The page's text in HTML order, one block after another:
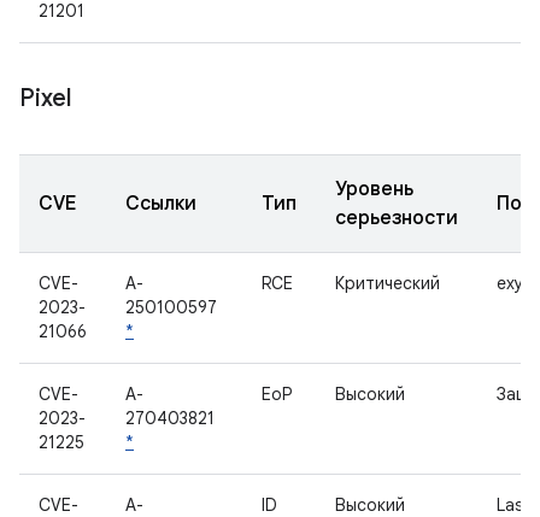
21201
Pixel
CVE Ссылки Тип
Уровень
серьезности
CVE-
2023-
21066
A-
250100597
*
RCE Критический
CVE-
2023-
21225
A-
270403821
*
EoP Высокий
CVE-
A-
ID Высокий